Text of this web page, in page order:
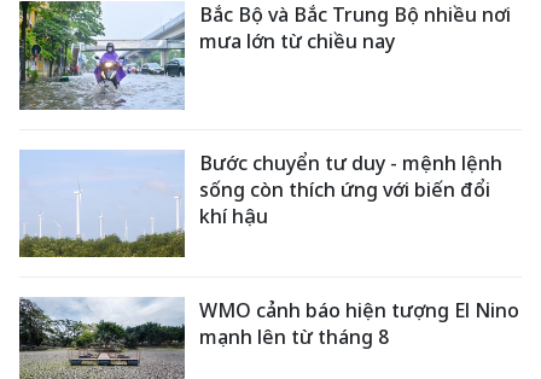
Bắc Bộ và Bắc Trung Bộ nhiều nơi
mưa lớn từ chiều nay
Bước chuyển tư duy - mệnh lệnh
sống còn thích ứng với biến đổi
khí hậu
WMO cảnh báo hiện tượng El Nino
mạnh lên từ tháng 8